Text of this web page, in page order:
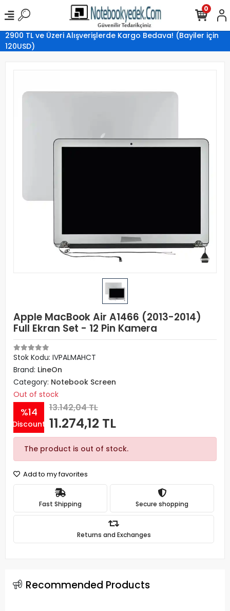
2900 TL ve Üzeri Alışverişlerde Kargo Bedava! (Bayiler için
120USD)
0
Apple MacBook Air A1466 (2013-2014)
Full Ekran Set - 12 Pin Kamera
Stok Kodu: IVPALMAHCT
Brand: LineOn
Category: Notebook Screen
Out of stock
%14
Discount
13.142,04 TL
11.274,12 TL
The product is out of stock.
Add to my favorites
Fast Shipping Secure shopping
Returns and Exchanges
Recommended Products